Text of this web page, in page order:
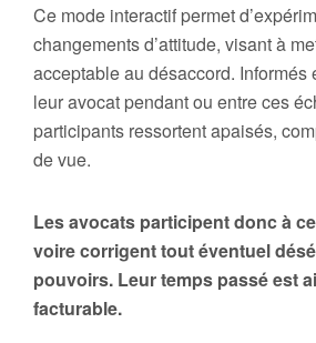
Ce mode interactif permet
changements d’attitude, visant à
acceptable au désaccord. Informés
leur avocat pendant ou entre ces
participants ressortent apaisés,
de vue.
Les avocats participent donc à
voire corrigent tout éventuel
pouvoirs. Leur temps passé est
facturable.